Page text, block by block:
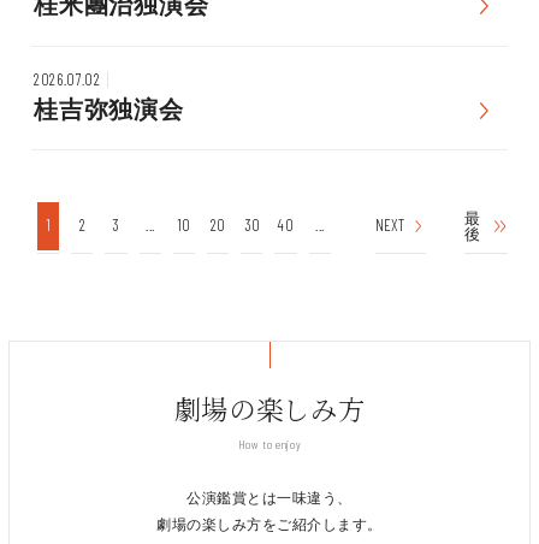
2026.07.02
桂吉弥独演会
1 2 3 ... 10 20 30 40 ... NEXT
最
後
劇場の楽しみ方
How to enjoy
公演鑑賞とは一味違う、
劇場の楽しみ方をご紹介します。